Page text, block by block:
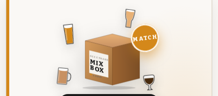
DEZE MAAND
MIX
BOX
8 BIEREN
MATCH